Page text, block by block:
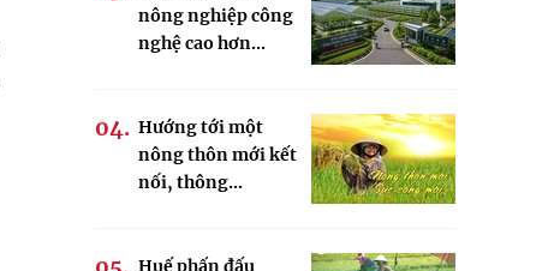
nông nghiệp công
nghệ cao hơn...
Hướng tới một
nông thôn mới kết
nối, thông...
Huế phấn đấu